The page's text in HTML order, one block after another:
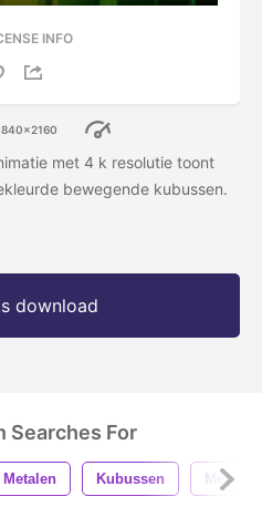
INFO
met 4 k resolutie toont
bewegende kubussen.
download
Searches For
Metalen Kubussen Metaal